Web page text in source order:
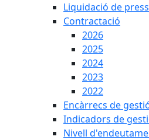
Liquidació de
Contractació
2026
2025
2024
2023
2022
Encàrrecs de
Indicadors de
Nivell